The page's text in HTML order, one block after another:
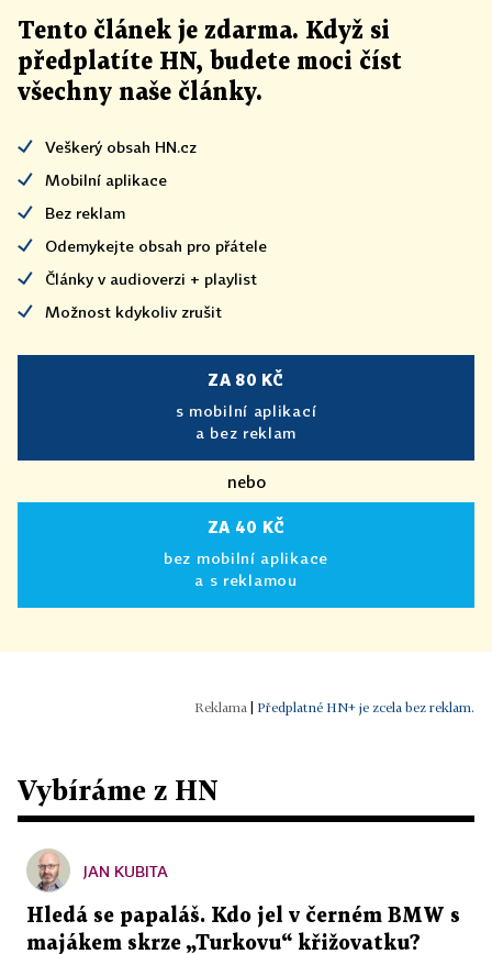
Tento článek je zdarma. Když si
předplatíte HN, budete moci číst
všechny naše články.
Veškerý obsah HN.cz
Mobilní aplikace
Bez reklam
Odemykejte obsah pro přátele
Články v audioverzi + playlist
Možnost kdykoliv zrušit
ZA 80 KČ
s mobilní aplikací
a bez reklam
nebo
ZA 40 KČ
bez mobilní aplikace
a s reklamou
Předplatné HN+ je zcela bez reklam.
Vybíráme z HN
JAN KUBITA
Hledá se papaláš. Kdo jel v černém BMW s
majákem skrze „Turkovu“ křižovatku?